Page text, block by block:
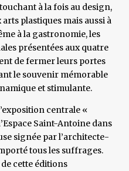
à la fois au design,
plastiques mais aussi à
à la gastronomie, les
présentées aux quatre
de fermer leurs portes
le souvenir mémorable
et stimulante.
centrale «
Saint-Antoine dans
signée par l’architecte-
tous les suffrages.
cette éditions